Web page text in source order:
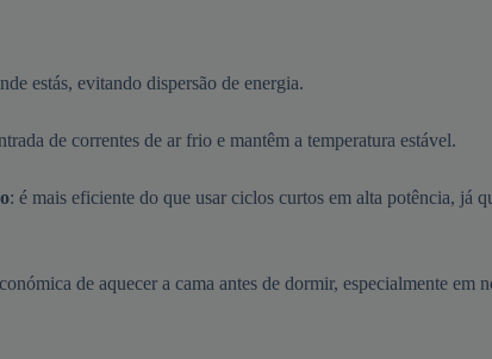
estás, evitando dispersão de energia.
de correntes de ar frio e mantêm a temperatura estável.
: é mais eficiente do que usar ciclos curtos em alta potência, já
de aquecer a cama antes de dormir, especialmente em